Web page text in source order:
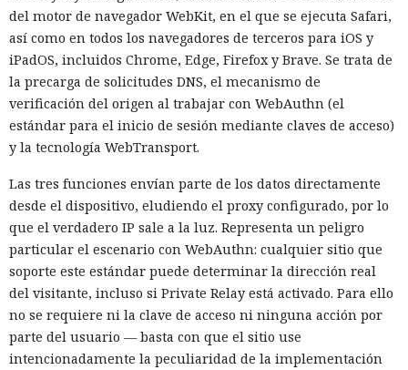
del motor de navegador WebKit, en el que se ejecuta Safari,
así como en todos los navegadores de terceros para iOS y
iPadOS, incluidos Chrome, Edge, Firefox y Brave. Se trata de
la precarga de solicitudes DNS, el mecanismo de
verificación del origen al trabajar con WebAuthn (el
estándar para el inicio de sesión mediante claves de acceso)
y la tecnología WebTransport.
Las tres funciones envían parte de los datos directamente
desde el dispositivo, eludiendo el proxy configurado, por lo
que el verdadero IP sale a la luz. Representa un peligro
particular el escenario con WebAuthn: cualquier sitio que
soporte este estándar puede determinar la dirección real
del visitante, incluso si Private Relay está activado. Para ello
no se requiere ni la clave de acceso ni ninguna acción por
parte del usuario — basta con que el sitio use
intencionadamente la peculiaridad de la implementación